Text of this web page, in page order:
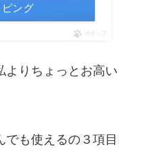
ング
ポチップ
よりちょっとお高い
も使えるの３項目